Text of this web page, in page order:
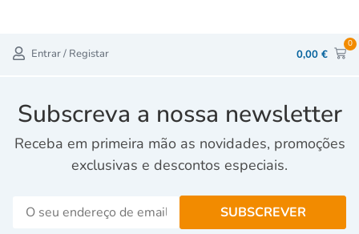
Entrar / Registar 0,00 €
0
Subscreva a nossa newsletter
Receba em primeira mão as novidades, promoções
exclusivas e descontos especiais.